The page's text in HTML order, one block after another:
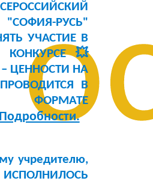
РУСЬ"
УЧАСТИЕ В
КОНКУРСЕ💥
ЦЕННОСТИ НА
В
ФОРМАТЕ
Подробности.
учредителю,
ИСПОЛНИЛОСЬ